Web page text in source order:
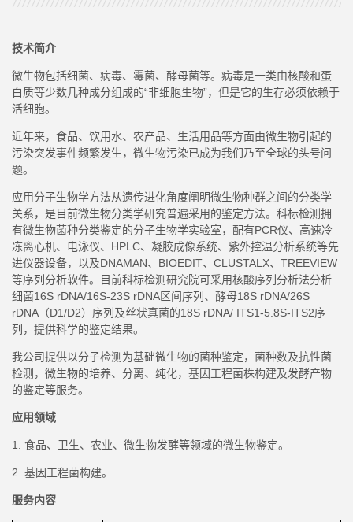
技术简介
微生物包括细菌、病毒、霉菌、酵母菌等。病毒是一类由核酸和蛋
白质等少数几种成分组成的“非细胞生物”，但是它的生存必须依赖于
活细胞。
近年来，食品、饮用水、农产品、生活用品等方面由微生物引起的
污染突发事件频繁发生，微生物污染已成为我们乃至全球的头号问
题。
应用分子生物学方法从遗传进化角度阐明微生物种群之间的分类学
关系，是目前微生物分类学研究普遍采用的鉴定方法。科标检测拥
有微生物菌种分类鉴定的分子生物学实验室，配有PCR仪、高速冷
冻离心机、电泳仪、HPLC、凝胶成像系统、紫外控温分析系统等先
进仪器设备，以及DNAMAN、BIOEDIT、CLUSTALX、TREEVIEW
等序列分析软件。目前科标检测研究院可采用核酸序列分析法分析
细菌16S rDNA/16S-23S rDNA区间序列、酵母18S rDNA/26S
rDNA（D1/D2）序列及丝状真菌的18S rDNA/ ITS1-5.8S-ITS2序
列，提供科学的鉴定结果。
我公司提供以分子检测为基础微生物的菌种鉴定，菌种数及抗性菌
检测，微生物的培养、分离、纯化，基因工程菌株构建及发酵产物
的鉴定等服务。
应用领域
1. 食品、卫生、农业、微生物发酵等领域的微生物鉴定。
2. 基因工程菌构建。
服务内容